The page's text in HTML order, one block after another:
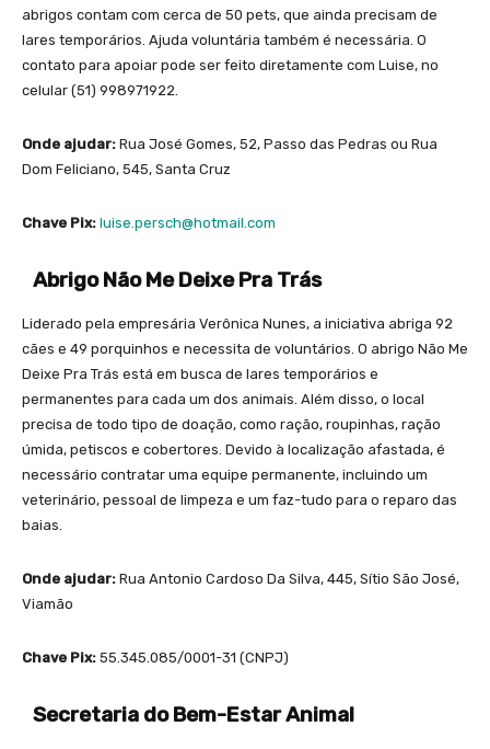
abrigos contam com cerca de 50 pets, que ainda precisam de
lares temporários. Ajuda voluntária também é necessária. O
contato para apoiar pode ser feito diretamente com Luise, no
celular (51) 998971922.
Onde ajudar: Rua José Gomes, 52, Passo das Pedras ou Rua
Dom Feliciano, 545, Santa Cruz
Chave Pix: luise.persch@hotmail.com
Abrigo Não Me Deixe Pra Trás
Liderado pela empresária Verônica Nunes, a iniciativa abriga 92
cães e 49 porquinhos e necessita de voluntários. O abrigo Não Me
Deixe Pra Trás está em busca de lares temporários e
permanentes para cada um dos animais. Além disso, o local
precisa de todo tipo de doação, como ração, roupinhas, ração
úmida, petiscos e cobertores. Devido à localização afastada, é
necessário contratar uma equipe permanente, incluindo um
veterinário, pessoal de limpeza e um faz-tudo para o reparo das
baias.
Onde ajudar: Rua Antonio Cardoso Da Silva, 445, Sítio São José,
Viamão
Chave Pix: 55.345.085/0001-31 (CNPJ)
Secretaria do Bem-Estar Animal